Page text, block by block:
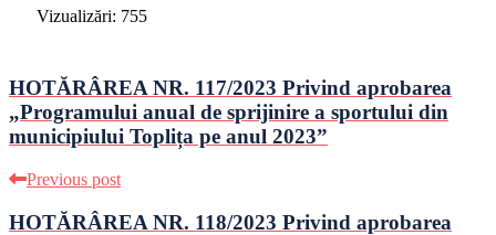
Vizualizări: 755
HOTĂRÂREA NR. 117/2023 Privind aprobarea
„Programului anual de sprijinire a sportului din
municipiului Toplița pe anul 2023”
Previous post
HOTĂRÂREA NR. 118/2023 Privind aprobarea